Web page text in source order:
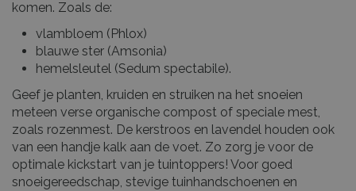
komen. Zoals de:
vlambloem (Phlox)
blauwe ster (Amsonia)
hemelsleutel (Sedum spectabile).
Geef je planten, kruiden en struiken na het snoeien
meteen verse organische compost of speciale mest,
zoals rozenmest. De kerstroos en lavendel houden ook
van een handje kalk aan de voet. Zo zorg je voor de
optimale kickstart van je tuintoppers! Voor goed
snoeigereedschap, stevige tuinhandschoenen en